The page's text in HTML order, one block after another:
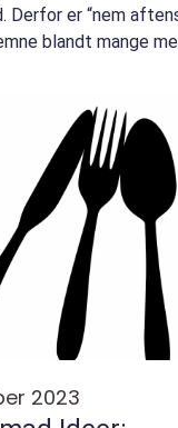
Derfor er “nem
blandt mange
nem aftensmad og
2023